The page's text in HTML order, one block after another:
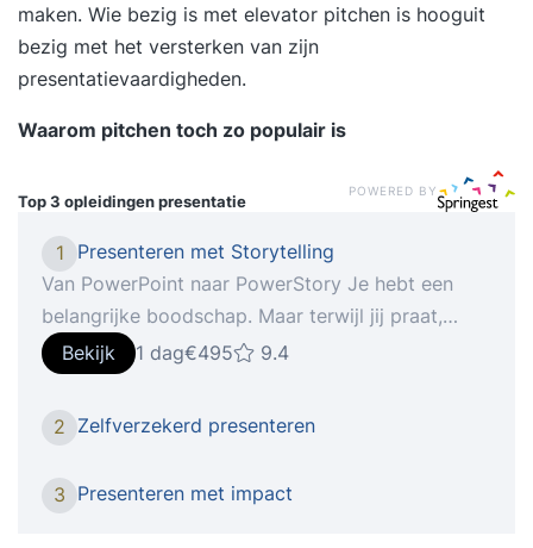
maken. Wie bezig is met elevator pitchen is hooguit
bezig met het versterken van zijn
presentatievaardigheden.
Waarom pitchen toch zo populair is
Top 3 opleidingenpresentatie
POWERED BY
1
Presenteren met Storytelling
Van PowerPoint naar PowerStory Je hebt een
belangrijke boodschap. Maar terwijl jij praat,
dwalen blikken af. Je ziet mensen naar hun
telefoon grijpen. Weer een standaard
PowerPoint… zucht. Dat kan anders. Goede
sprekers vertellen verhalen. Ze nemen hun
dat de boodschap blijft hangen. Na deze training
Bekijk 1 dag€495 9.4
2 Zelfverzekerd presenteren
3 Presenteren met impact